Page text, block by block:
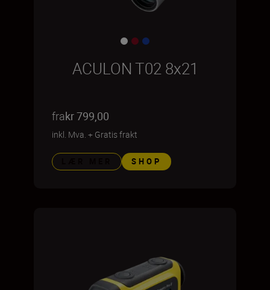
ACULON T02 8x21
frakr 799,00
inkl. Mva. + Gratis frakt
SHOP